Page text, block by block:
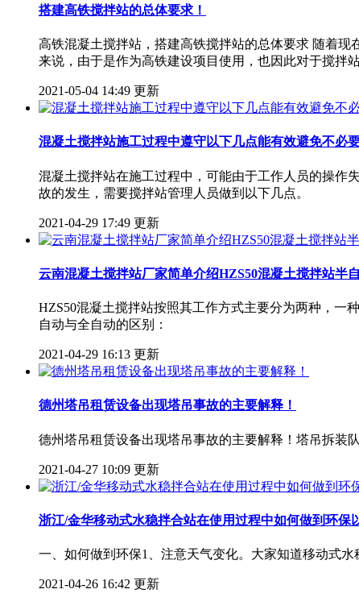
搭建高铁搅拌站的总体要求！
高铁混凝土搅拌站，搭建高铁搅拌站的总体要求 随着
来说，由于是作为高铁建设项目使用，也因此对于搅拌
2021-05-04 14:49 更新
混凝土搅拌站施工过程中遵守以下几点能有效避免不必
混凝土搅拌站在施工过程中，可能由于工作人员的操作
故的发生，需要搅拌站管理人员做到以下几点。
2021-04-29 17:49 更新
云南混凝土搅拌站厂家简单介绍HZS50混凝土搅拌站半
HZS50混凝土搅拌站按照其工作方式主要分为两种，一
自动与全自动的区别：
2021-04-29 16:13 更新
德州塔吊租赁设备出现塔吊事故的主要解释！
德州塔吊租赁设备出现塔吊事故的主要解释！塔吊拆装
2021-04-27 10:09 更新
浙江/金华移动式水稳拌合站在使用过程中如何做到环保
一、如何做到环保1、注意天气变化。大家知道移动式
2021-04-26 16:42 更新